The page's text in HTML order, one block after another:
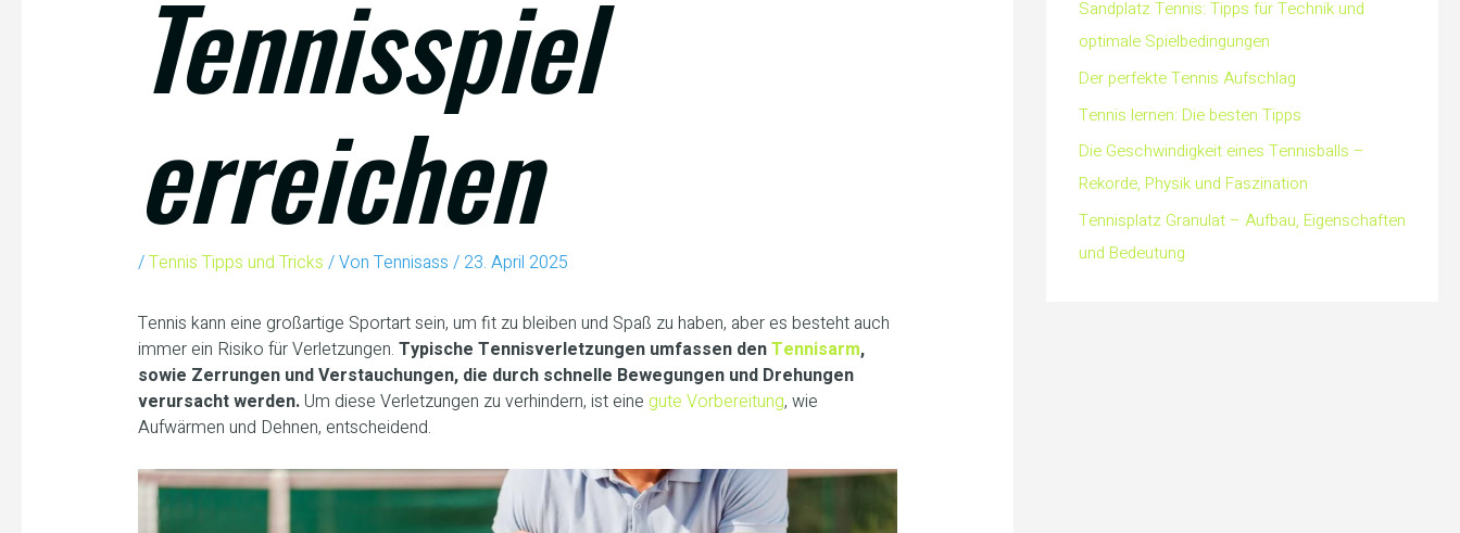
Tennisspiel
erreichen
/Tennis Tipps und Tricks / Von Tennisass / 23. April 2025
Tennis kann eine großartige Sportart sein, um fit zu bleiben und Spaß zu haben, aber es besteht auch
immer ein Risiko für Verletzungen. Typische Tennisverletzungen umfassen denTennisarm,
sowie Zerrungen und Verstauchungen, die durch schnelle Bewegungen und Drehungen
verursacht werden.Um diese Verletzungen zu verhindern, ist eine gute Vorbereitung, wie
Aufwärmen und Dehnen, entscheidend.
Sandplatz Tennis: Tipps für Technik und
optimale Spielbedingungen
Der perfekte Tennis Aufschlag
Tennis lernen: Die besten Tipps
Die Geschwindigkeit eines Tennisballs –
Rekorde, Physik und Faszination
Tennisplatz Granulat – Aufbau, Eigenschaften
und Bedeutung